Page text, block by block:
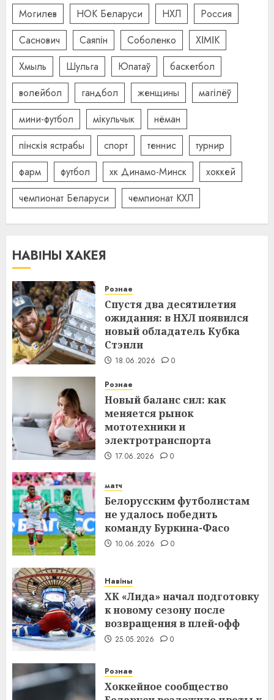
Могилев
НОК Беларуси НХЛ
Россия
Саснович
Саяпін Соболенко
ХІМІК
Хмыль
Шульга Юпатаў
баскетбол
волейбол
гандбол женщины
магілёў
мини-футбол
мікульчык
нёман
пінскія ястрабы
спорт теннис
турнир
фарм
футбол хк Динамо-Минск
хоккей
чемпионат Беларуси
чемпионат КХЛ
НАВІНЫ ХАКЕЯ
Рознае
Спустя два десятилетия
ожидания: в НХЛ появился
новый обладатель Кубка
Стэнли
18.06.2026 0
Рознае
Новый баланс сил: как
меняется рынок
мототехники и
электротранспорта
17.06.2026 0
матч
Белорусским футболистам
не удалось победить
команду Буркина-Фасо
10.06.2026 0
Навіны
ХК «Лида» начал подготовку
к новому сезону после
возвращения в плей-офф
25.05.2026 0
Рознае
Хоккейное сообщество